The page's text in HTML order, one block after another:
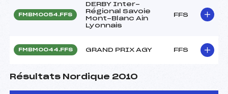
FMBM0054.FFS
DERBY Inter-
Régional Savoie
Mont-Blanc Ain
Lyonnais
FFS
FMBM0044.FFS GRAND PRIX AGY FFS
Résultats Nordique 2010